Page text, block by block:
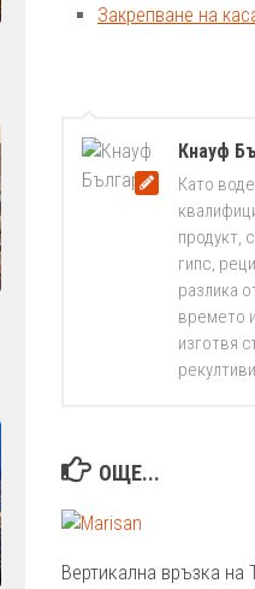
Закрепване на
Кнауф
Като
продукт,
гипс,
разлика
времето
изготвя
ОЩЕ...
Вертикална връзка на